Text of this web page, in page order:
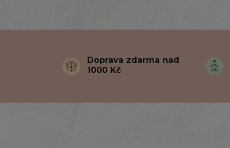
Doprava zdarma nad
1000 Kč